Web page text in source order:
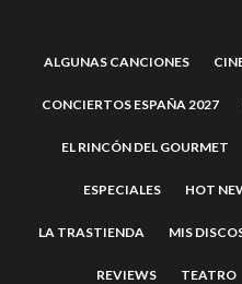
ALGUNAS CANCIONES
CONCIERTOS ESPAÑA 2027
EL RINCÓN DEL GOURMET
ESPECIALES HOT
LA TRASTIENDA MIS
REVIEWS TEATRO